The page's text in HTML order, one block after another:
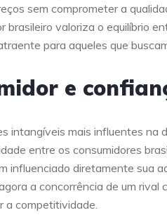
sem comprometer a
valoriza o equilíbrio
para aqueles que
e
intangíveis mais influentes na
entre os consumidores
influenciado diretamente sua
a concorrência de um
a competitividade.